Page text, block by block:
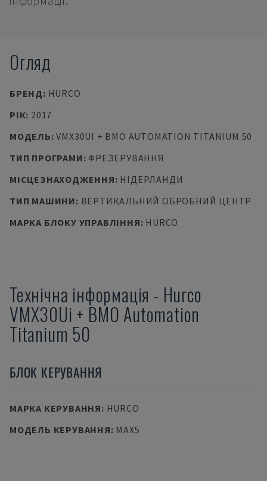
Огляд
БРЕНД: HURCO
РІК: 2017
МОДЕЛЬ:VMX30UI + BMO AUTOMATION TITANIUM 50
ТИП ПРОГРАМИ: ФРЕЗЕРУВАННЯ
МІСЦЕЗНАХОДЖЕННЯ: НІДЕРЛАНДИ
ТИП МАШИНИ: ВЕРТИКАЛЬНИЙ ОБРОБНИЙ ЦЕНТР
МАРКА БЛОКУ УПРАВЛІННЯ: HURCO
Технічна інформація - Hurco
VMX30Ui + BMO Automation
Titanium 50
БЛОК КЕРУВАННЯ
МАРКА КЕРУВАННЯ: HURCO
МОДЕЛЬ КЕРУВАННЯ: MAX5